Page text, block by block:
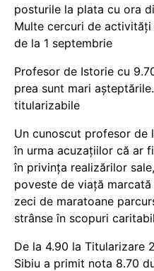
posturile la plata cu ora
Multe cercuri de
de la 1 septembrie
Profesor de Istorie cu
prea sunt mari
titularizabile
Un cunoscut profesor de
în urma acuzațiilor că ar
în privința realizărilor
poveste de viață
zeci de maratoane
strânse în scopuri
De la 4.90 la Titularizare
Sibiu a primit nota 8.70